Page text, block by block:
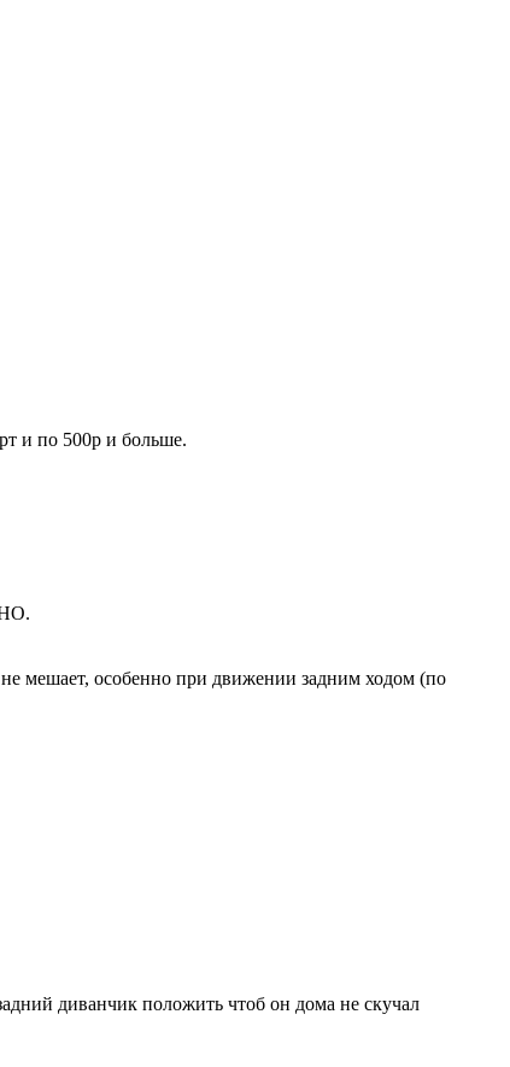
и по 500р и больше.
мешает, особенно при движении задним ходом (по
диванчик положить чтоб он дома не скучал